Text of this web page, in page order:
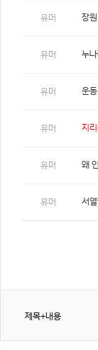
유머 장
유머 누
유머 운
유머 지
유머 왜
유머 서